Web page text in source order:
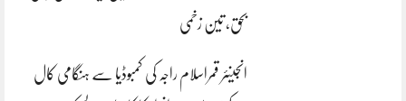
بحق، تین زخمی
انجینئر قمراسلام راجہ کی کمبوڈیا سے ہنگامی کال